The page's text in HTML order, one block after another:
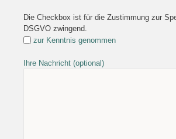
Die Checkbox ist für die Zustimmung zur
DSGVO zwingend.
zur Kenntnis genommen
Ihre Nachricht (optional)